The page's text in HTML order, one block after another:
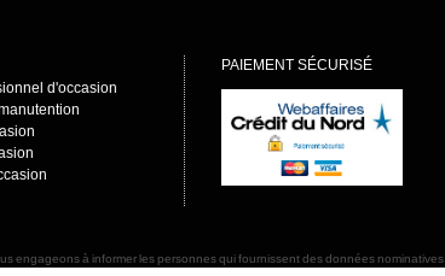
d'occasion
PAIEMENT SÉCURISÉ
engageons à informer les personnes qui fournissent des données nominatives